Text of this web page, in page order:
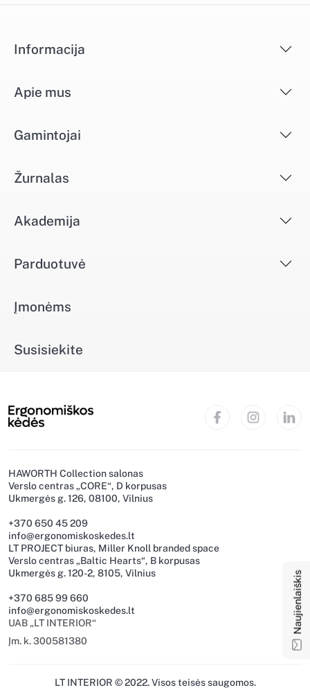
Naujienlaiškis
Informacija
Apie mus
Gamintojai
Žurnalas
Akademija
Parduotuvė
Įmonėms
Susisiekite
HAWORTH Collection salonas
Verslo centras „CORE“, D korpusas
Ukmergės g. 126, 08100, Vilnius
+370 650 45 209
info@ergonomiskoskedes.lt
LT PROJECT biuras, Miller Knoll branded space
Verslo centras „Baltic Hearts“, B korpusas
Ukmergės g. 120-2, 8105, Vilnius
+370 685 99 660
info@ergonomiskoskedes.lt
UAB „LT INTERIOR“
Įm. k. 300581380
LT INTERIOR © 2022. Visos teisės saugomos.